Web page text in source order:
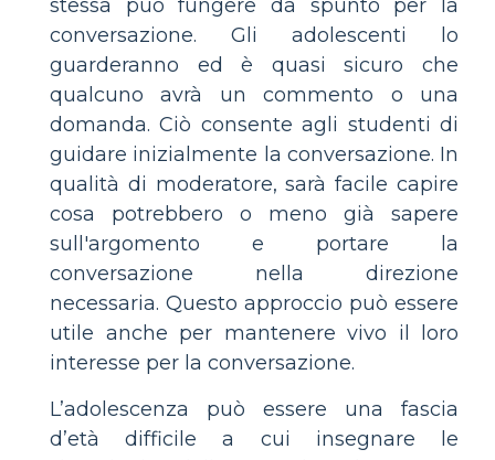
stessa può fungere da spunto per la
conversazione. Gli adolescenti lo
guarderanno ed è quasi sicuro che
qualcuno avrà un commento o una
domanda. Ciò consente agli studenti di
guidare inizialmente la conversazione. In
qualità di moderatore, sarà facile capire
cosa potrebbero o meno già sapere
sull'argomento e portare la
conversazione nella direzione
necessaria. Questo approccio può essere
utile anche per mantenere vivo il loro
interesse per la conversazione.
L’adolescenza può essere una fascia
d’età difficile a cui insegnare le